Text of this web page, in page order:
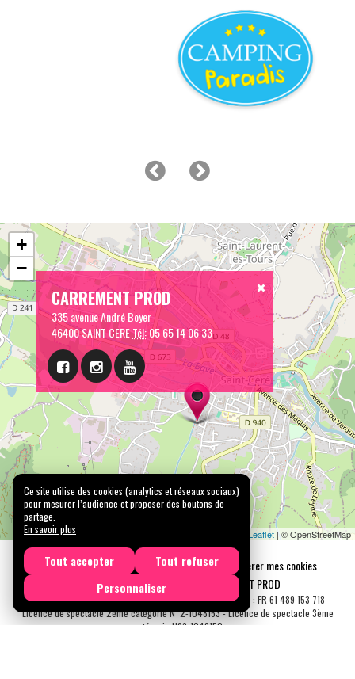
CARREMENT PROD
335 avenue André Boyer
46400 SAINT CERETél:05 65 14 06 33
+
−
Leaflet | © OpenStreetMap
Mentions légales Confidentialité
Gérer mes cookies
Tous droits réservés © 2026 |
CARREMENT PROD
N° SIRET : 489 153 718 00031 - APE : 9001 Z - N° TVA Int. : FR 61 489 153 718
Licence de spectacle 2ème catégorie N°2-1048153 - Licence de spectacle 3ème
catégorie N°3-1048152
Ce site utilise des cookies (analytics et réseaux sociaux)
pour mesurer l’audience et proposer des boutons de
partage.
En savoir plus
Tout accepter
Tout refuser
Personnaliser